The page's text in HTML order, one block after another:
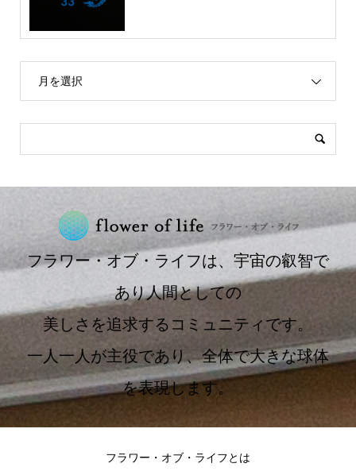
月を選択
フラワー・オブ・ライフは、宇宙の叡智で
あり人間としての
美しさを追求するコミュニティです。
一人一人が主役であり、全体で大きな球体
を表現します。
フラワー・オブ・ライフとは